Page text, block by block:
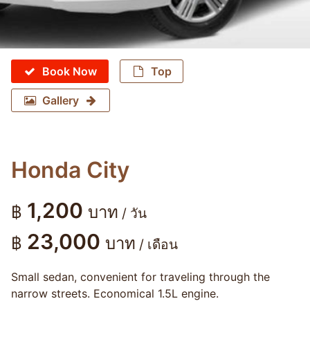
Book Now Top
Gallery
Honda City
฿ 1,200 บาท / วัน
฿ 23,000 บาท / เดือน
Small sedan, convenient for traveling through the
narrow streets. Economical 1.5L engine.